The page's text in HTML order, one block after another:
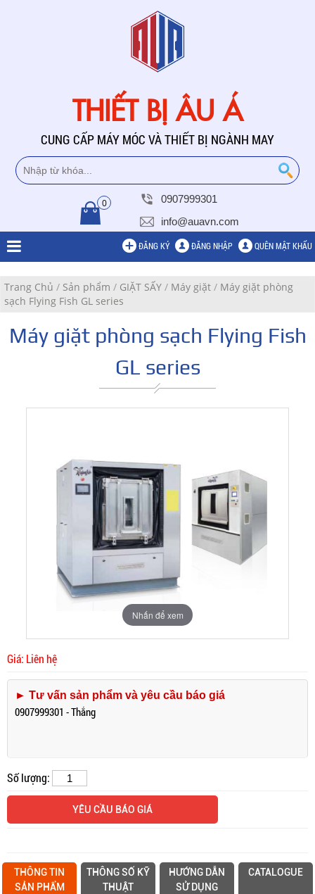
THIẾT BỊ ÂU Á
CUNG CẤP MÁY MÓC VÀ THIẾT BỊ NGÀNH MAY
0
0907999301
info@auavn.com
ĐĂNG KÝ ĐĂNG NHẬP QUÊN MẬT KHẨU
Trang Chủ / Sản phẩm / GIẶT SẤY / Máy giặt / Máy giặt phòng
sạch Flying Fish GL series
Máy giặt phòng sạch Flying Fish
GL series
Nhấn để xem
Giá: Liên hệ
► Tư vấn sản phẩm và yêu cầu báo giá
0907999301 - Thắng
Số lượng:
YÊU CẦU BÁO GIÁ
THÔNG TIN
SẢN PHẨM
THÔNG SỐ KỸ
THUẬT
HƯỚNG DẪN
SỬ DỤNG
CATALOGUE